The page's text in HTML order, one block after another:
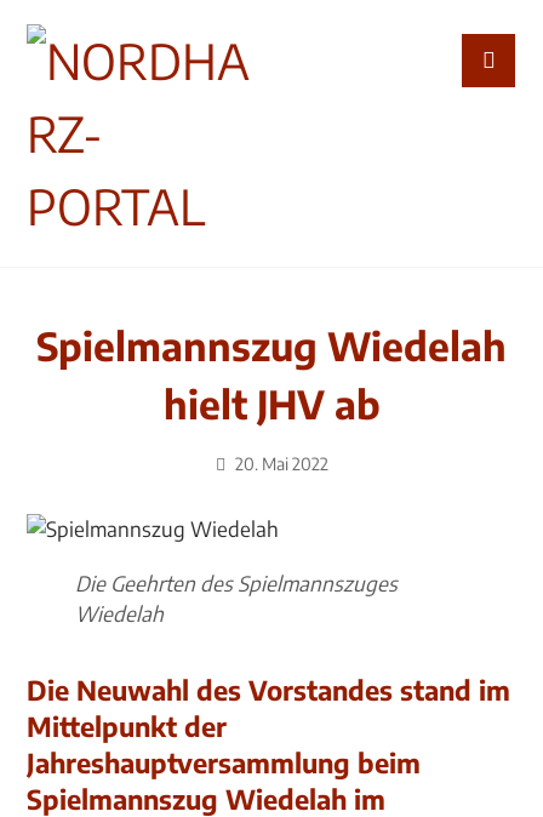
Spielmannszug Wiedelah
hielt JHV ab
20. Mai 2022
Die Geehrten des Spielmannszuges
Wiedelah
Die Neuwahl des Vorstandes stand im
Mittelpunkt der
Jahreshauptversammlung beim
Spielmannszug Wiedelah im